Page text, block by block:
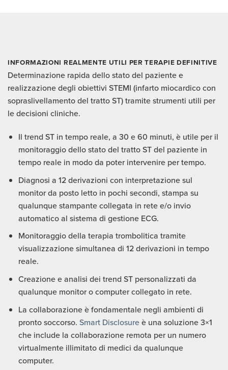
INFORMAZIONI REALMENTE UTILI PER TERAPIE DEFINITIVE
Determinazione rapida dello stato del paziente e
realizzazione degli obiettivi STEMI (infarto miocardico con
sopraslivellamento del tratto ST) tramite strumenti utili per
le decisioni cliniche.
Il trend ST in tempo reale, a 30 e 60 minuti, è utile per il
monitoraggio dello stato del tratto ST del paziente in
tempo reale in modo da poter intervenire per tempo.
Diagnosi a 12 derivazioni con interpretazione sul
monitor da posto letto in pochi secondi, stampa su
qualunque stampante collegata in rete e/o invio
automatico al sistema di gestione ECG.
Monitoraggio della terapia trombolitica tramite
visualizzazione simultanea di 12 derivazioni in tempo
reale.
Creazione e analisi dei trend ST personalizzati da
qualunque monitor o computer collegato in rete.
La collaborazione è fondamentale negli ambienti di
pronto soccorso. Smart Disclosureè una soluzione 3×1
che include la collaborazione remota per un numero
virtualmente illimitato di medici da qualunque
computer.